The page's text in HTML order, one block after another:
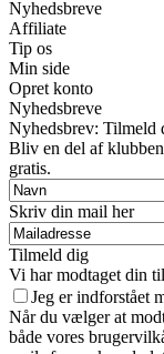
Nyhedsbreve
Affiliate
Tip os
Min side
Opret konto
Nyhedsbreve
Nyhedsbrev: Tilmeld
Bliv en del af
gratis.
Skriv din mail her
Tilmeld dig
Vi har modtaget din
Jeg er indforstået
Når du vælger at
både vores